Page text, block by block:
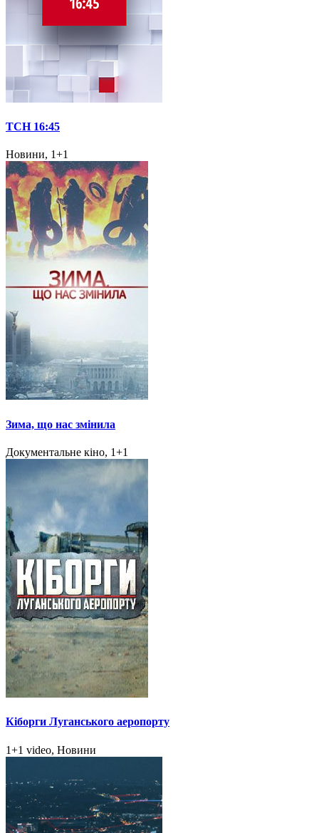
ТСН 16:45
Новини, 1+1
Зима, що нас змінила
Документальне кіно, 1+1
Кіборги Луганського аеропорту
1+1 video, Новини